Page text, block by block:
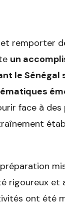
remporter
un
le Sénégal
face à
rigoureux et
ont été